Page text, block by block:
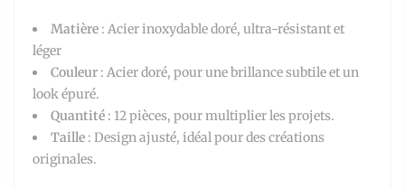
Matière : Acier inoxydable doré, ultra-résistant et
léger
Couleur : Acier doré, pour une brillance subtile et un
look épuré.
Quantité : 12 pièces, pour multiplier les projets.
Taille : Design ajusté, idéal pour des créations
originales.